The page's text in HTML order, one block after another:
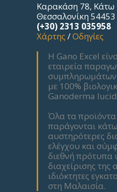
Καρακάση 78,
Θεσσαλονίκη 54453
(+30) 2313 035958
Χάρτης /Οδηγίες
Η Gano Excel
εταιρεία
συμπληρωμάτων
με 100%
Ganoderma
Όλα τα
παράγονται
αυστηρότερες
ελέγχου και
διεθνή πρότυπα
διαχείρισης της
ιδιόκτητες
στη Μαλαισία.